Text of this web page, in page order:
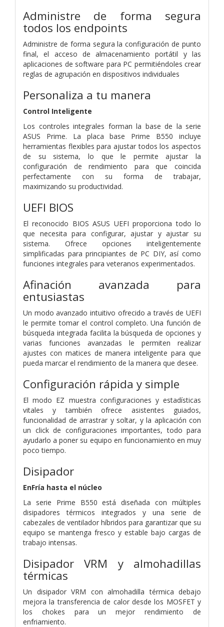
Administre de forma segura
todos los endpoints
Administre de forma segura la configuración de punto
final, el acceso de almacenamiento portátil y las
aplicaciones de software para PC permitiéndoles crear
reglas de agrupación en dispositivos individuales
Personaliza a tu manera
Control Inteligente
Los controles integrales forman la base de la serie
ASUS Prime. La placa base Prime B550 incluye
herramientas flexibles para ajustar todos los aspectos
de su sistema, lo que le permite ajustar la
configuración de rendimiento para que coincida
perfectamente con su forma de trabajar,
maximizando su productividad.
UEFI BIOS
El reconocido BIOS ASUS UEFI proporciona todo lo
que necesita para configurar, ajustar y ajustar su
sistema. Ofrece opciones inteligentemente
simplificadas para principiantes de PC DIY, así como
funciones integrales para veteranos experimentados.
Afinación avanzada para
entusiastas
Un modo avanzado intuitivo ofrecido a través de UEFI
le permite tomar el control completo. Una función de
búsqueda integrada facilita la búsqueda de opciones y
varias funciones avanzadas le permiten realizar
ajustes con matices de manera inteligente para que
pueda marcar el rendimiento de la manera que desee.
Configuración rápida y simple
El modo EZ muestra configuraciones y estadísticas
vitales y también ofrece asistentes guiados,
funcionalidad de arrastrar y soltar, y la aplicación con
un click de configuraciones importantes, todo para
ayudarlo a poner su equipo en funcionamiento en muy
poco tiempo.
Disipador
EnFría hasta el núcleo
La serie Prime B550 está diseñada con múltiples
disipadores térmicos integrados y una serie de
cabezales de ventilador híbridos para garantizar que su
equipo se mantenga fresco y estable bajo cargas de
trabajo intensas.
Disipador VRM y almohadillas
térmicas
Un disipador VRM con almohadilla térmica debajo
mejora la transferencia de calor desde los MOSFET y
los chokes para un mejor rendimiento de
enfriamiento.